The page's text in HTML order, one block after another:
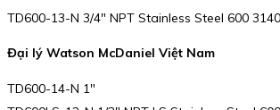
TD600-13-N 3/4″ NPT Stainless Steel 600 3140
Đại lý Watson McDaniel Việt Nam
TD600-14-N 1″